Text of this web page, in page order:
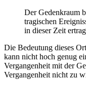
Der Gedenkraum
tragischen
in dieser Zeit
Die Bedeutung dieses
kann nicht hoch genug
Vergangenheit mit der
Vergangenheit nicht zu